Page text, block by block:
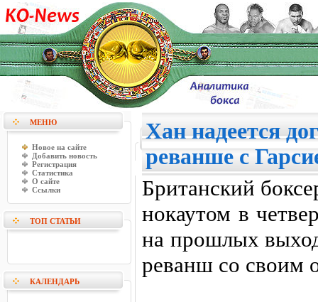
МЕНЮ
Новое на сайте
Добавить новость
Регистрация
Статистика
О сайте
Ссылки
ТОП СТАТЬИ
КАЛЕНДАРЬ
Хан надеется
реванше с
Британский
нокаутом в
на прошлых
реванш со своим